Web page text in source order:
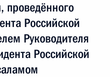
проведённого
Российской
Руководителя
Российской